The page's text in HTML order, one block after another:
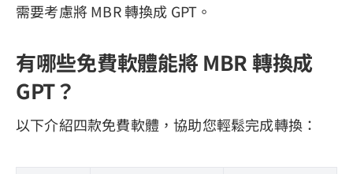
需要考慮將 MBR 轉換成 GPT。
有哪些免費軟體能將 MBR 轉換成
GPT？
以下介紹四款免費軟體，協助您輕鬆完成轉換：